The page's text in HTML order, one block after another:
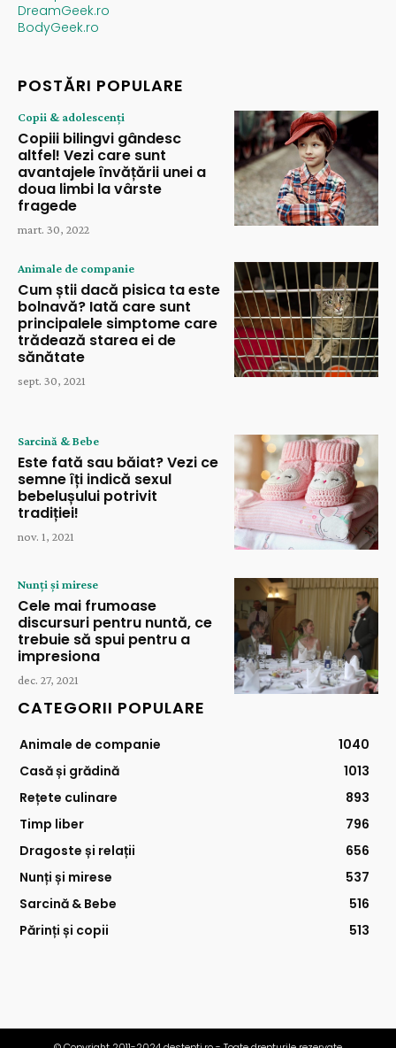
DreamGeek.ro
BodyGeek.ro
POSTĂRI POPULARE
Copii & adolescenți
Copiii bilingvi gândesc
altfel! Vezi care sunt
avantajele învățării unei a
doua limbi la vârste
fragede
mart. 30, 2022
Animale de companie
Cum știi dacă pisica ta este
bolnavă? Iată care sunt
principalele simptome care
trădează starea ei de
sănătate
sept. 30, 2021
Sarcină & Bebe
Este fată sau băiat? Vezi ce
semne îți indică sexul
bebelușului potrivit
tradiției!
nov. 1, 2021
Nunți și mirese
Cele mai frumoase
discursuri pentru nuntă, ce
trebuie să spui pentru a
impresiona
dec. 27, 2021
CATEGORII POPULARE
Animale de companie
1040
Casă și grădină
1013
Rețete culinare
893
Timp liber
796
Dragoste și relații
656
Nunți și mirese
537
Sarcină & Bebe
516
Părinți și copii
513